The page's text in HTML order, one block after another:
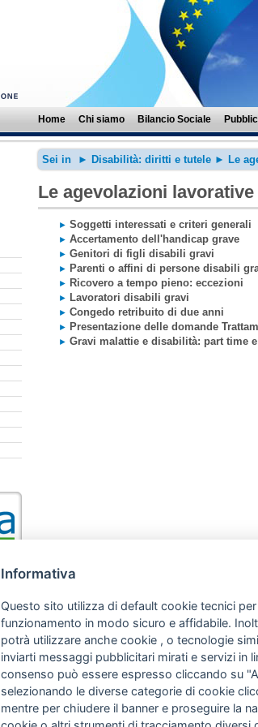
Home Chi siamo Bilancio Sociale
Sei in ► Disabilità: diritti e tutele ► Le
Le agevolazioni
► Soggetti interessati e criteri generali
► Accertamento dell'handicap grave
► Genitori di figli disabili gravi
► Parenti o affini di persone disabili
► Ricovero a tempo pieno: eccezioni
► Lavoratori disabili gravi
► Congedo retribuito di due anni
► Presentazione delle domande
► Gravi malattie e disabilità: part time
Informativa
Questo sito utilizza di default cookie tecnici
funzionamento in modo sicuro e affidabile.
potrà utilizzare anche cookie , o tecnologie
inviarti messaggi pubblicitari mirati e servizi in
consenso può essere espresso cliccando su
selezionando le diverse categorie di cookie
mentre per chiudere il banner e proseguire la